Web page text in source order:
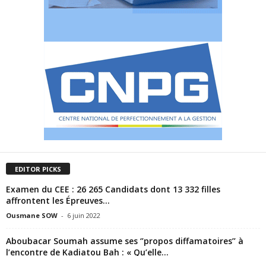
EDITOR PICKS
Examen du CEE : 26 265 Candidats dont 13 332 filles
affrontent les Épreuves...
Ousmane SOW - 6 juin 2022
Aboubacar Soumah assume ses ‘’propos diffamatoires’’ à
l’encontre de Kadiatou Bah : « Qu’elle...